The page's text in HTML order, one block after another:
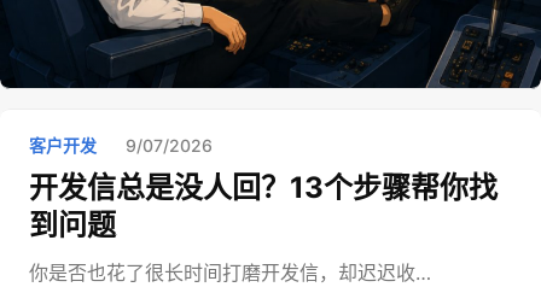
客户开发 9/07/2026
开发信总是没人回？13个步骤帮你找
到问题
你是否也花了很长时间打磨开发信，却迟迟收…